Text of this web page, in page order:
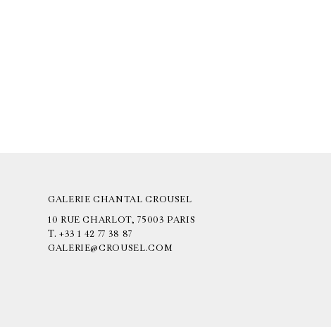
GALERIE CHANTAL CROUSEL
10 RUE CHARLOT, 75003 PARIS
T. +33 1 42 77 38 87
GALERIE@CROUSEL.COM